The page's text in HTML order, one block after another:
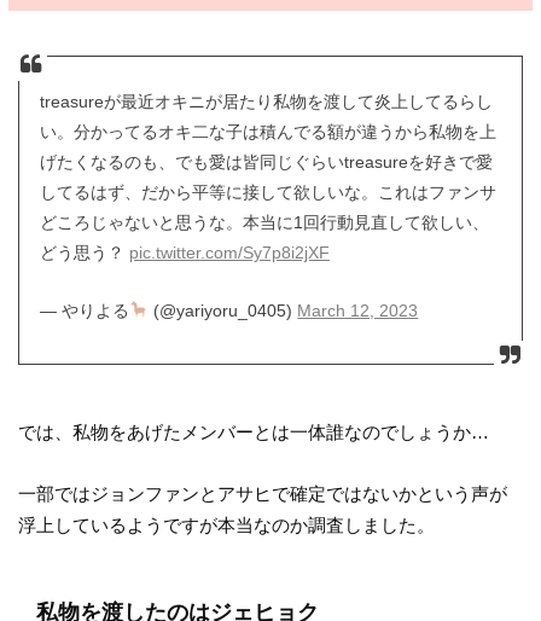
treasureが最近オキニが居たり私物を渡して炎上してるらし
い。分かってるオキ二な子は積んでる額が違うから私物を上
げたくなるのも、でも愛は皆同じぐらいtreasureを好きで愛
してるはず、だから平等に接して欲しいな。これはファンサ
どころじゃないと思うな。本当に1回行動見直して欲しい、
どう思う？ pic.twitter.com/Sy7p8i2jXF
— やりよる (@yariyoru_0405) March 12, 2023
では、私物をあげたメンバーとは一体誰なのでしょうか…
一部ではジョンファンとアサヒで確定ではないかという声が
浮上しているようですが本当なのか調査しました。
私物を渡したのはジェヒョク